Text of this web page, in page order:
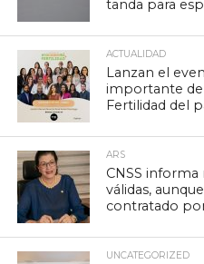
tanda para
ACTUALIDAD
Lanzan el
importante de
Fertilidad del
ARS
CNSS informa
válidas,
contratado
UNCATEGORIZED